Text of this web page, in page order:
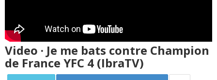
Video · Je me bats contre Champion
de France YFC 4 (IbraTV)